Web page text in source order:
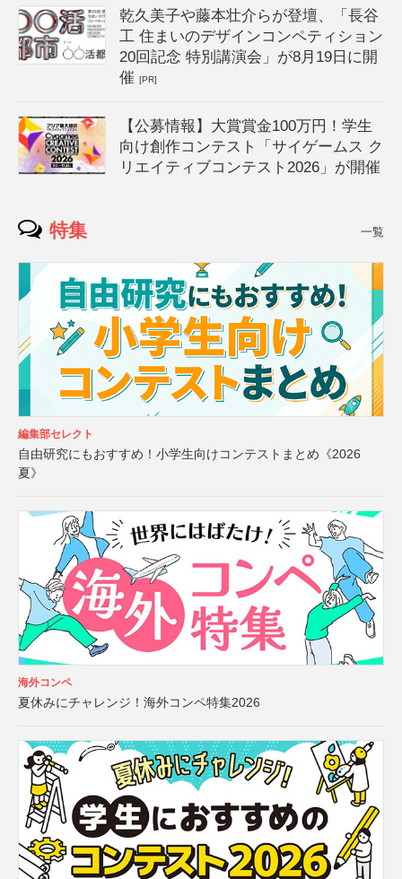
乾久美子や藤本壮介らが登壇、「長谷
工 住まいのデザインコンペティション
20回記念 特別講演会」が8月19日に開
催[PR]
【公募情報】大賞賞金100万円！学生
向け創作コンテスト「サイゲームス ク
リエイティブコンテスト2026」が開催
特集 一覧
編集部セレクト
自由研究にもおすすめ！小学生向けコンテストまとめ《2026
夏》
海外コンペ
夏休みにチャレンジ！海外コンペ特集2026